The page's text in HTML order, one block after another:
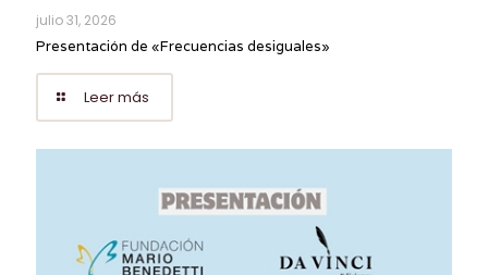
julio 31, 2026
Presentación de «Frecuencias desiguales»
Leer más